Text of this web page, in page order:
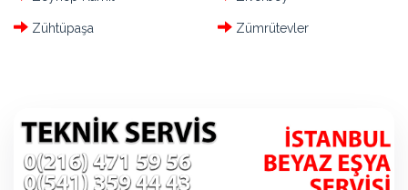
Zühtüpaşa Zümrütevler